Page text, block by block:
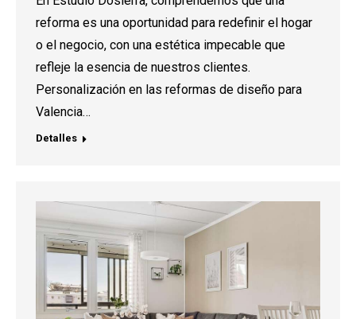
reforma es una oportunidad para redefinir el hogar
o el negocio, con una estética impecable que
refleje la esencia de nuestros clientes.
Personalización en las reformas de diseño para
Valencia…
Detalles